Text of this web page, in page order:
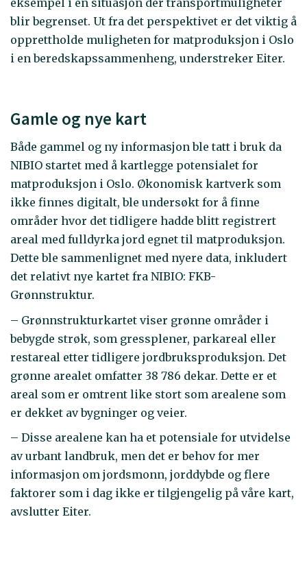
eksempel i en situasjon der transportmuligheter
blir begrenset. Ut fra det perspektivet er det viktig å
opprettholde muligheten for matproduksjon i Oslo
i en beredskapssammenheng, understreker Eiter.
Gamle og nye kart
Både gammel og ny informasjon ble tatt i bruk da
NIBIO startet med å kartlegge potensialet for
matproduksjon i Oslo. Økonomisk kartverk som
ikke finnes digitalt, ble undersøkt for å finne
områder hvor det tidligere hadde blitt registrert
areal med fulldyrka jord egnet til matproduksjon.
Dette ble sammenlignet med nyere data, inkludert
det relativt nye kartet fra NIBIO: FKB-
Grønnstruktur.
– Grønnstrukturkartet viser grønne områder i
bebygde strøk, som gressplener, parkareal eller
restareal etter tidligere jordbruksproduksjon. Det
grønne arealet omfatter 38 786 dekar. Dette er et
areal som er omtrent like stort som arealene som
er dekket av bygninger og veier.
– Disse arealene kan ha et potensiale for utvidelse
av urbant landbruk, men det er behov for mer
informasjon om jordsmonn, jorddybde og flere
faktorer som i dag ikke er tilgjengelig på våre kart,
avslutter Eiter.